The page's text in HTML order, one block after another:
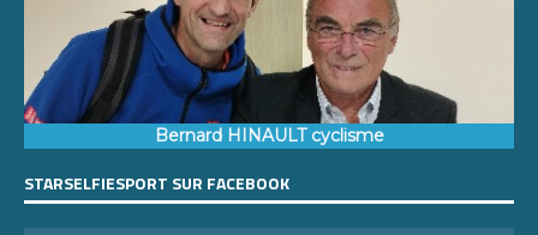
Bernard HINAULT cyclisme
STARSELFIESPORT SUR FACEBOOK